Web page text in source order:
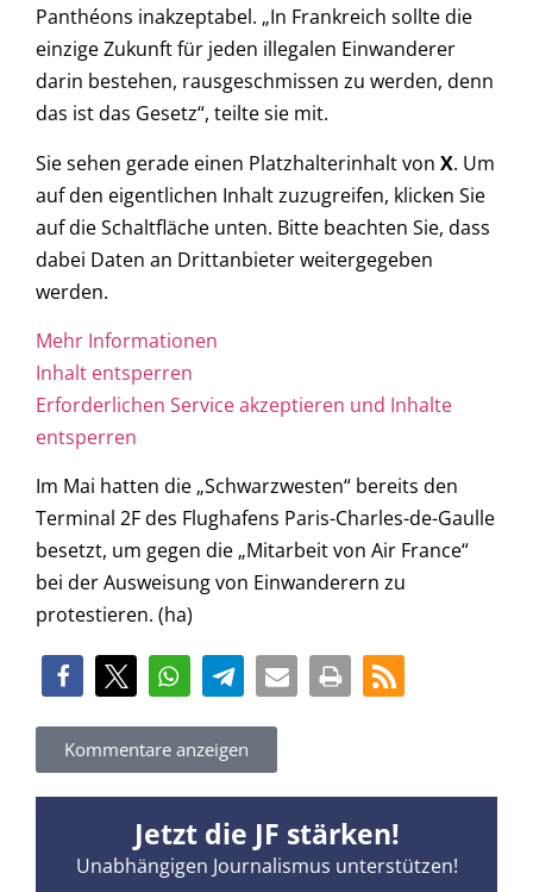
Panthéons inakzeptabel. „In Frankreich sollte die
einzige Zukunft für jeden illegalen Einwanderer
darin bestehen, rausgeschmissen zu werden, denn
das ist das Gesetz“, teilte sie mit.
Sie sehen gerade einen Platzhalterinhalt von X. Um
auf den eigentlichen Inhalt zuzugreifen, klicken Sie
auf die Schaltfläche unten. Bitte beachten Sie, dass
dabei Daten an Drittanbieter weitergegeben
werden.
Mehr Informationen
Inhalt entsperren
Erforderlichen Service akzeptieren und Inhalte
entsperren
Im Mai hatten die „Schwarzwesten“ bereits den
Terminal 2F des Flughafens Paris-Charles-de-Gaulle
besetzt, um gegen die „Mitarbeit von Air France“
bei der Ausweisung von Einwanderern zu
protestieren. (ha)
Kommentare anzeigen
Jetzt die JF stärken!
Unabhängigen Journalismus unterstützen!